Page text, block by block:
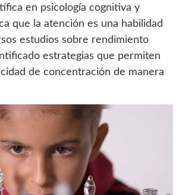
en psicología cognitiva y
que la atención es una habilidad
estudios sobre rendimiento
estrategias que permiten
de concentración de manera